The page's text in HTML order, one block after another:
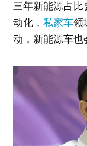
三年新能源占比
动化，私家车领
动，新能源车也